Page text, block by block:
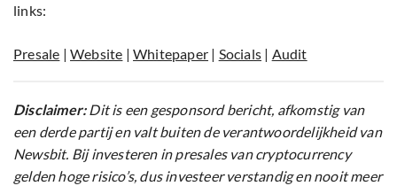
links:
Presale |Website |Whitepaper | Socials | Audit
Disclaimer:Dit is een gesponsord bericht, afkomstig van
een derde partij en valt buiten de verantwoordelijkheid van
Newsbit. Bij investeren in presales van cryptocurrency
gelden hoge risico’s, dus investeer verstandig en nooit meer